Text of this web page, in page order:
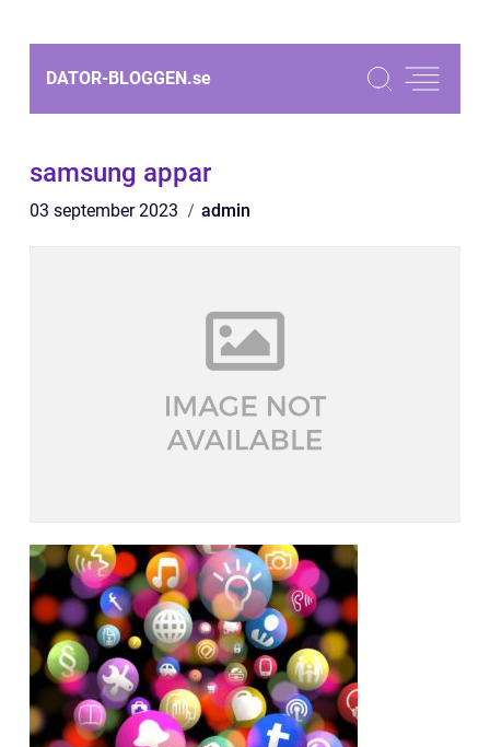
DATOR-BLOGGEN.se
samsung appar
03 september 2023 admin